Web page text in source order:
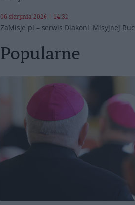
06 sierpnia 2026 | 14:32
ZaMisje.pl – serwis Diakonii Misyjnej
Popularne